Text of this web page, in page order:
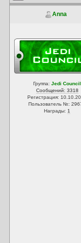
Anna
Группа:Jedi Council
Сообщений: 3318
Регистрация:
Пользователь №:
Награды: 1